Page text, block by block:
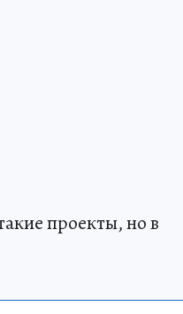
проекты, но в